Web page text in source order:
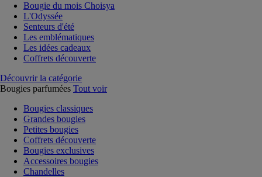
Bougie du mois Choisya
L'Odyssée
Senteurs d'été
Les emblématiques
Les idées cadeaux
Coffrets découverte
Découvrir la catégorie
Bougies parfumées Tout voir
Bougies classiques
Grandes bougies
Petites bougies
Coffrets découverte
Bougies exclusives
Accessoires bougies
Chandelles